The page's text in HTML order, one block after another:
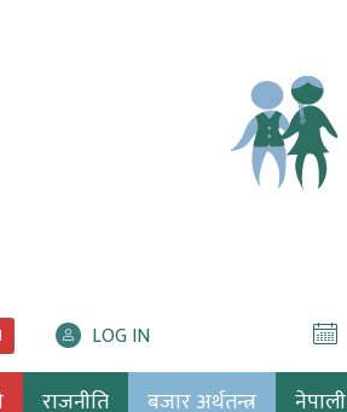
LOG IN
राजनीति बजार अर्थतन्त्र नेपाली